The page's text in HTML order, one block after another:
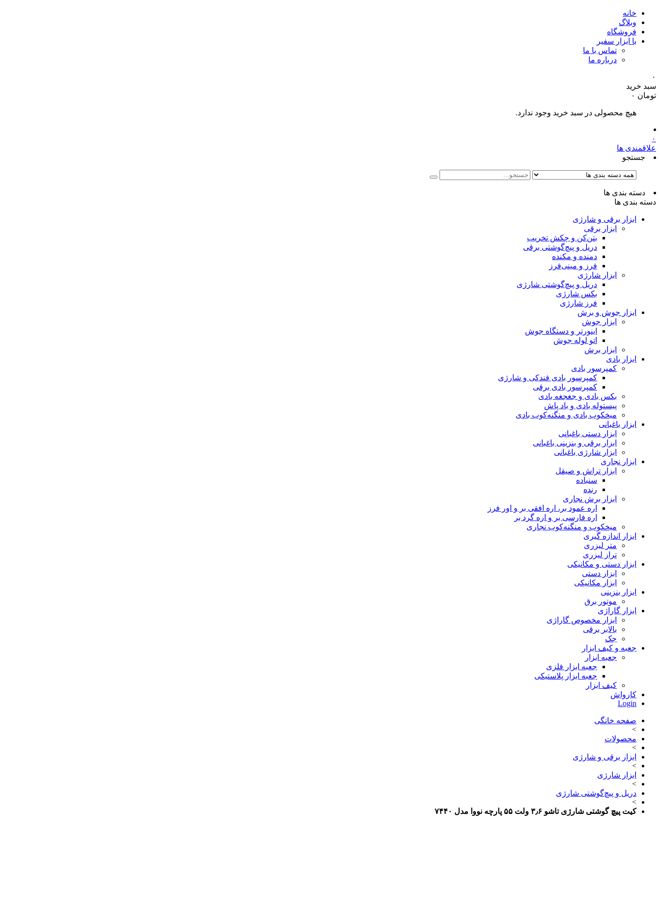
خانه
وبلاگ
فروشگاه
با ابزار سفیر
تماس با ما
درباره ما
۰
سبد خرید
تومان
هیچ محصولی در سبد خرید وجود ندارد.
۰
علاقمندی ها
جستجو
دسته بندی ها
دسته بندی ها
ابزار برقی و شارژی
ابزار برقی
بتن‌کن و چکش تخریب
دریل و پیچ‌گوشتی برقی
دمنده و مکنده
فرز و مینی‌فرز
ابزار شارژی
دریل و پیچ‌گوشتی شارژی
بکس شارژی
فرز شارژی
ابزار جوش و برش
ابزار جوش
اینورتر و دستگاه جوش
اتو لوله جوش
ابزار برش
ابزار بادی
کمپرسور بادی
کمپرسور بادی فندکی و شارژی
کمپرسور بادی برقی
بکس بادی و جغجغه بادی
پیستوله بادی و باد پاش
میخکوب بادی و منگنه‌کوب بادی
ابزار باغبانی
ابزار دستی باغبانی
ابزار برقی و بنزینی باغبانی
ابزار شارژی باغبانی
ابزار نجاری
ابزار تراش و صیقل
سنباده
رنده
ابزار برش نجاری
اره عمود بر، اره افقی بر و اور فرز
اره فارسی بر و اره گرد بر
میخکوب و منگنه‌کوب نجاری
ابزار اندازه گیری
متر لیزری
تراز لیزری
ابزار دستی و مکانیکی
ابزار دستی
ابزار مکانیکی
ابزار بنزینی
موتور برق
ابزار گاراژی
ابزار مخصوص گاراژی
بالابر برقی
جک
جعبه و کیف ابزار
جعبه ابزار
جعبه ابزار فلزی
جعبه ابزار پلاستیکی
کیف ابزار
کارواش
Login
صفحه خانگی
>
محصولات
>
ابزار برقی و شارژی
>
ابزار شارژی
>
دریل و پیچ‌گوشتی شارژی
>
کیت پیچ گوشتی شارژی تاشو ۳٫۶ ولت ۵۵ پارچه نووا مدل ۷۴۴۰